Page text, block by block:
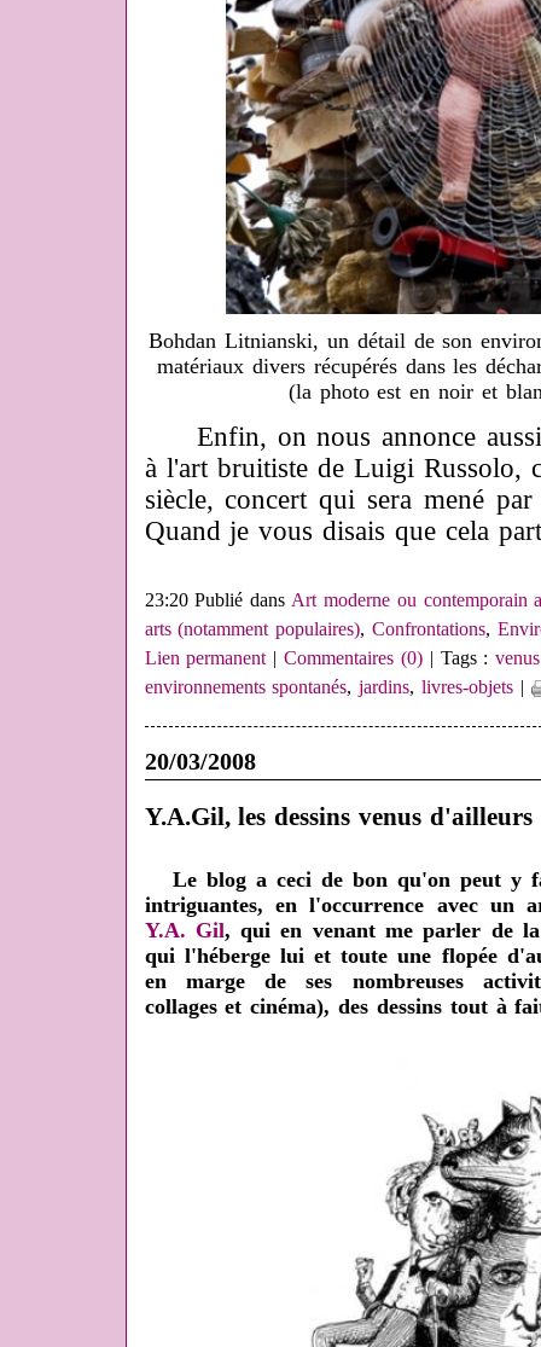
Bohdan Litnianski, un détail de son
matériaux divers récupérés dans les
(la photo est en noir et
Enfin, on nous annonce aussi
à l'art bruitiste de Luigi Russolo,
siècle, concert qui sera mené
Quand je vous disais que cela
23:20 Publié dans Art moderne ou contemporain
arts (notamment populaires),Confrontations,
Lien permanent |Commentaires (0)| Tags :
environnements spontanés,jardins,livres-objets |
20/03/2008
Y.A.Gil, les dessins venus d'ailleurs
Le blog a ceci de bon qu'on peut y
intriguantes, en l'occurrence avec un
Y.A. Gil, qui en venant me parler de
qui l'héberge lui et toute une flopée
en marge de ses nombreuses
collages et cinéma), des dessins tout à